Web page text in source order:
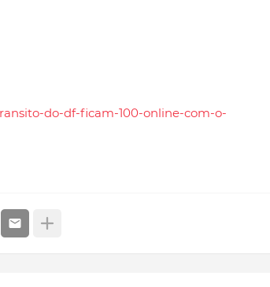
do-df-ficam-100-online-com-o-